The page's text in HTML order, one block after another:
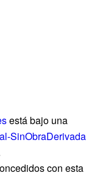
está bajo una
SinObraDerivada
con esta